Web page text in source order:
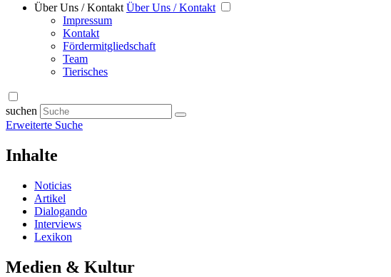
Über Uns / Kontakt Über Uns / Kontakt
Impressum
Kontakt
Fördermitgliedschaft
Team
Tierisches
suchen
Erweiterte Suche
Inhalte
Noticias
Artikel
Dialogando
Interviews
Lexikon
Medien & Kultur